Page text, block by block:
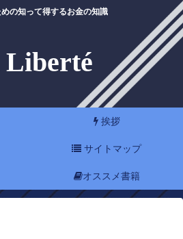
の知って得するお金の知識
挨拶
サイトマップ
オススメ書籍